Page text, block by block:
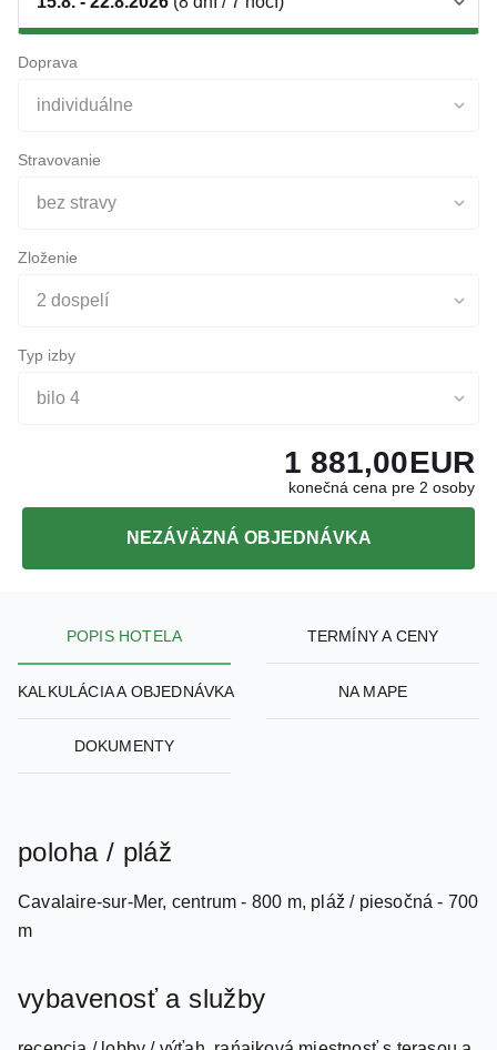
individuálne
Stravovanie
bez stravy
Zloženie
2 dospelí
Typ izby
bilo 4
NEZÁVÄZNÁ OBJEDNÁVKA
KALKULÁCIA A OBJEDNÁVKA NA MAPE
DOKUMENTY
Cavalaire-sur-Mer, centrum - 800 m, pláž / piesočná - 700
recepcia / lobby / výťah, rańajková miestnosť s terasou a